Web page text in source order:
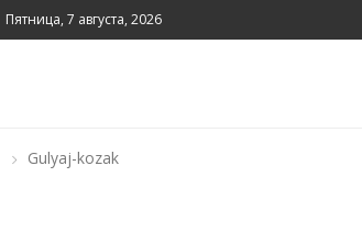
Пятница, 7 августа, 2026
Gulyaj-kozak